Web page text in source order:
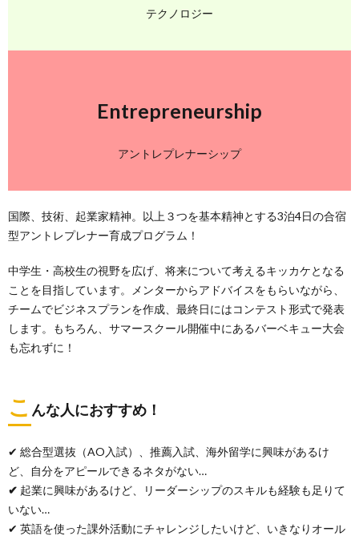
テクノロジー
Entrepreneurship
アントレプレナーシップ
国際、技術、起業家精神。以上３つを基本精神とする3泊4日の合宿
型アントレプレナー育成プログラム！
中学生・高校生の視野を広げ、将来について考えるキッカケとなる
ことを目指しています。メンターからアドバイスをもらいながら、
チームでビジネスプランを作成、最終日にはコンテスト形式で発表
します。もちろん、サマースクール開催中にあるバーベキュー大会
も忘れずに！
こ んな人におすすめ！
✔ 総合型選抜（AO入試）、推薦入試、海外留学に興味があるけ
ど、自分をアピールできるネタがない…
✔ 起業に興味があるけど、リーダーシップのスキルも経験も足りて
いない…
✔ 英語を使った課外活動にチャレンジしたいけど、いきなりオール